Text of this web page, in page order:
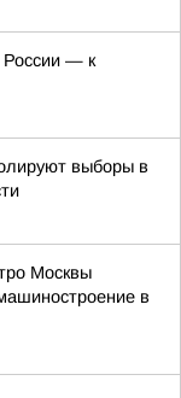
— к
выборы в
Москвы
в